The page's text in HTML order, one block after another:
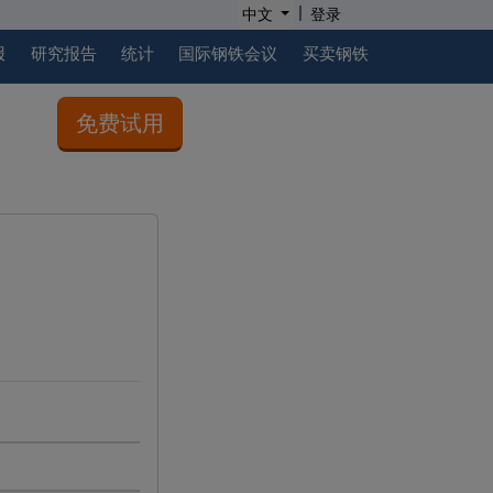
中文 | 登录
研究报告 统计 国际钢铁会议 买卖钢铁
免费试用